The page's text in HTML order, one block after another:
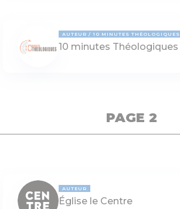
AUTEUR 10 MINUTES THÉOLOGIQUES
10 minutes Théologiques
PAGE 2
AUTEUR
Église le Centre